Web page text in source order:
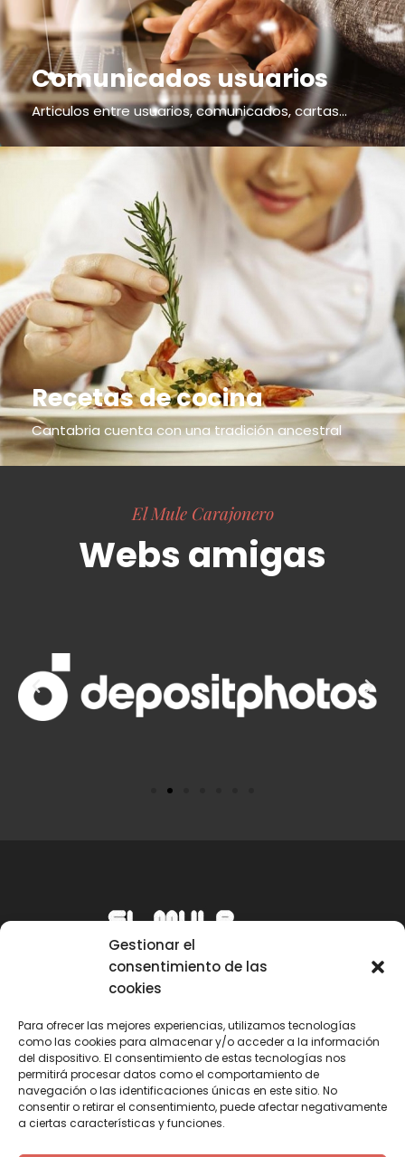
Gestionar el
consentimiento de las
cookies
Para ofrecer las mejores experiencias, utilizamos tecnologías
como las cookies para almacenar y/o acceder a la información
del dispositivo. El consentimiento de estas tecnologías nos
permitirá procesar datos como el comportamiento de
navegación o las identificaciones únicas en este sitio. No
consentir o retirar el consentimiento, puede afectar negativamente
a ciertas características y funciones.
Comunicados usuarios
Articulos entre usuarios, comunicados, cartas...
Recetas de cocina
Cantabria cuenta con una tradición ancestral
El Mule Carajonero
Webs amigas
Email
mule@mulecarajonero.com
Síguenos en redes sociales